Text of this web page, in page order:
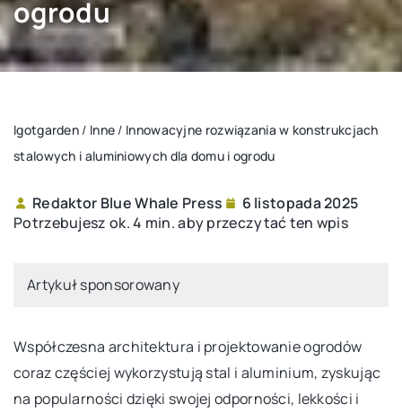
ogrodu
Igotgarden / Inne / Innowacyjne rozwiązania w konstrukcjach
stalowych i aluminiowych dla domu i ogrodu
Redaktor Blue Whale Press
6 listopada 2025
Potrzebujesz ok. 4 min. aby przeczytać ten wpis
Artykuł sponsorowany
Współczesna architektura i projektowanie ogrodów
coraz częściej wykorzystują stal i aluminium, zyskując
na popularności dzięki swojej odporności, lekkości i